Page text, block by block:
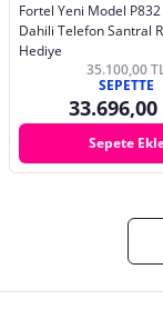
Fortel Yeni Model
Dahili Telefon Santral
Hediye
35.100,00
SEPETTE
33.696,00
Sepete